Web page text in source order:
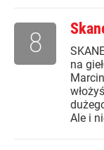
na
Ale i
8